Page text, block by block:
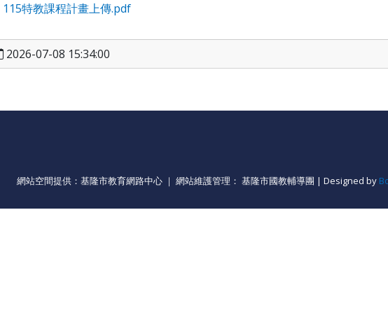
115特教課程計畫上傳.pdf
2026-07-08 15:34:00
網站空間提供：基隆市教育網路中心 ｜ 網站維護管理： 基隆市國教輔導團 | Designed by